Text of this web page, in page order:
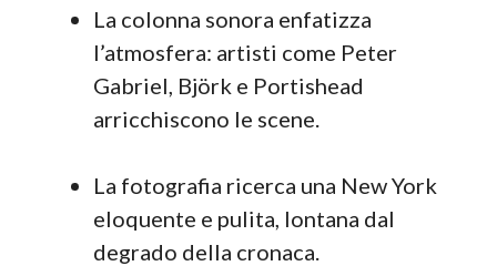
La colonna sonora enfatizza
l’atmosfera: artisti come Peter
Gabriel, Björk e Portishead
arricchiscono le scene.
La fotografia ricerca una New York
eloquente e pulita, lontana dal
degrado della cronaca.